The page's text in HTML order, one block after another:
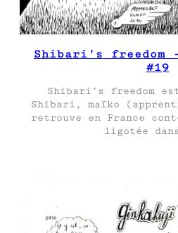
Shibari’s
#19
Shibari’s freedom
Shibari, maïko
retrouve en France
ligotée